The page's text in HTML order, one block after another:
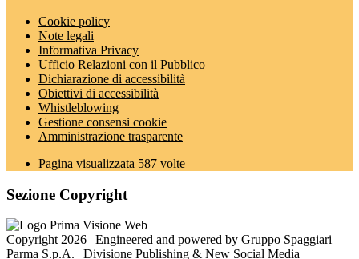
Cookie policy
Note legali
Informativa Privacy
Ufficio Relazioni con il Pubblico
Dichiarazione di accessibilità
Obiettivi di accessibilità
Whistleblowing
Gestione consensi cookie
Amministrazione trasparente
Pagina visualizzata 587 volte
Sezione Copyright
Copyright 2026 | Engineered and powered by Gruppo Spaggiari
Parma S.p.A. | Divisione Publishing & New Social Media